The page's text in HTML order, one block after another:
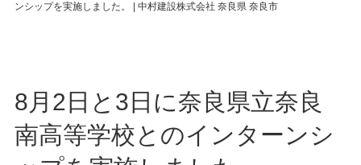
ンシップを実施しました。 | 中村建設株式会社 奈良県 奈良市
8月2日と3日に奈良県立奈良
南高等学校とのインターンシ